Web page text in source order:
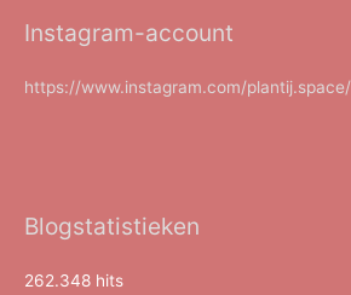
Instagram-account
https://www.instagram.com/plantij.space/
Blogstatistieken
262.348 hits